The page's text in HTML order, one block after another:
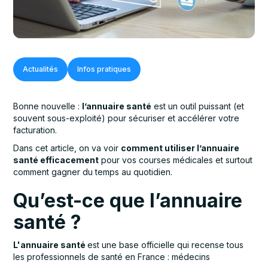
Actualités Infos pratiques
Bonne nouvelle : l’annuaire santé est un outil puissant (et
souvent sous-exploité) pour sécuriser et accélérer votre
facturation.
Dans cet article, on va voir comment utiliser l’annuaire
santé efficacement pour vos courses médicales et surtout
comment gagner du temps au quotidien.
Qu’est-ce que l’annuaire
santé ?
L'annuaire santéest une base officielle qui recense tous
les professionnels de santé en France : médecins